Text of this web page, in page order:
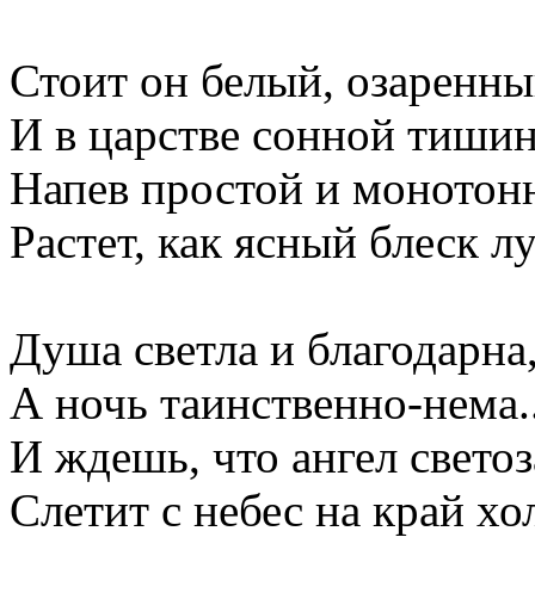
Стоит он белый,
И в царстве сонной
Напев простой и
Растет, как ясный блеск
Душа светла и
А ночь таинственно-
И ждешь, что ангел
Слетит с небес на край